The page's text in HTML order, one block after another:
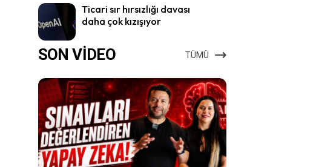
Ticari sır hırsızlığı davası
daha çok kızışıyor
SON VİDEO TÜMÜ